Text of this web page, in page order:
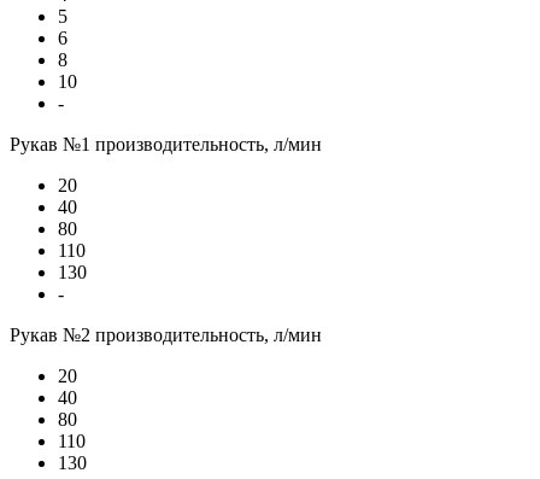
5
6
8
10
-
Рукав №1 производительность, л/мин
20
40
80
110
130
-
Рукав №2 производительность, л/мин
20
40
80
110
130